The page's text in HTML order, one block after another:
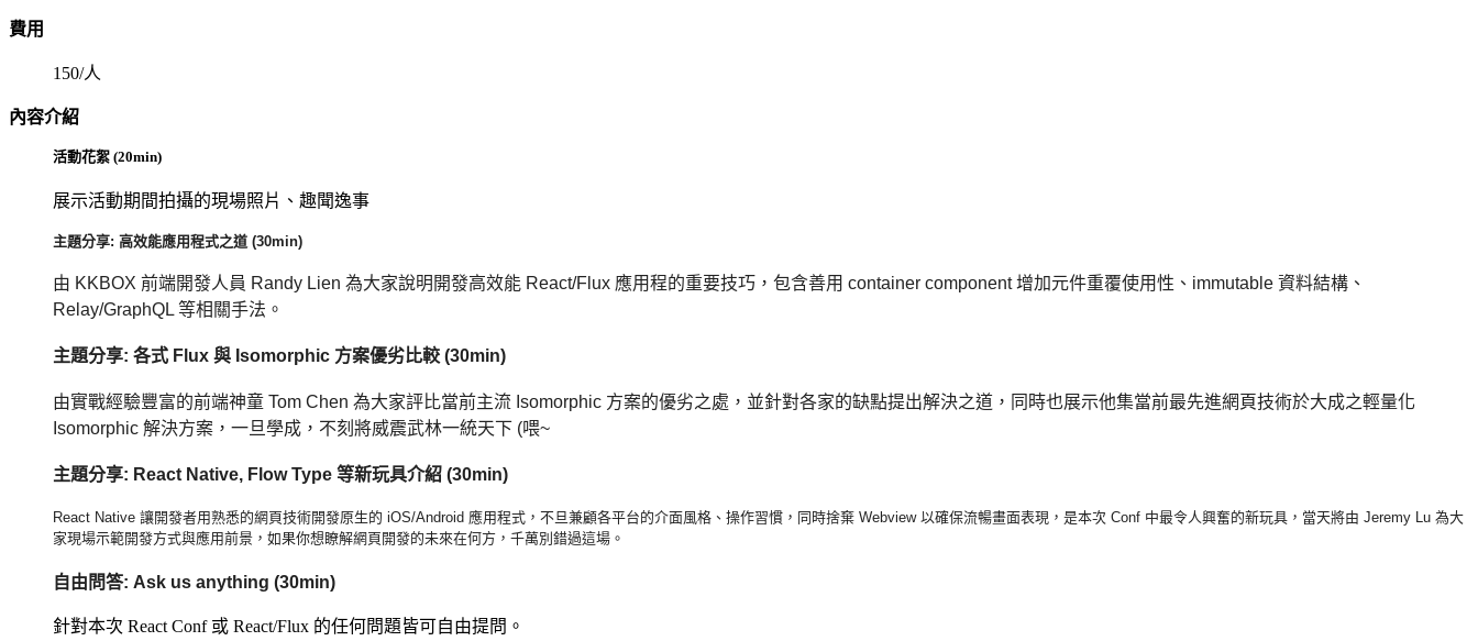
費用
150/人
內容介紹
活動花絮 (20min)
展示活動期間拍攝的現場照片、趣聞逸事
主題分享: 高效能應用程式之道 (30min)
由 KKBOX 前端開發人員 Randy Lien 為大家說明開發高效能 React/Flux 應用程的重要技巧，包含善用 container component 增加元件重覆使用性、immutable 資料結構、
Relay/GraphQL 等相關手法。
主題分享: 各式 Flux 與 Isomorphic 方案優劣比較 (30min)
由實戰經驗豐富的前端神童 Tom Chen 為大家評比當前主流 Isomorphic 方案的優劣之處，並針對各家的缺點提出解決之道，同時也展示他集當前最先進網頁技術於大成之輕量化
Isomorphic 解決方案，一旦學成，不刻將威震武林一統天下 (喂~
主題分享: React Native, Flow Type 等新玩具介紹 (30min)
React Native 讓開發者用熟悉的網頁技術開發原生的 iOS/Android 應用程式，不旦兼顧各平台的介面風格、操作習慣，同時捨棄 Webview 以確保流暢畫面表現，是本次 Conf 中最令人興奮的新玩具，當天將由 Jeremy Lu 為大
家現場示範開發方式與應用前景，如果你想瞭解網頁開發的未來在何方，千萬別錯過這場。
自由問答: Ask us anything (30min)
針對本次 React Conf 或 React/Flux 的任何問題皆可自由提問。